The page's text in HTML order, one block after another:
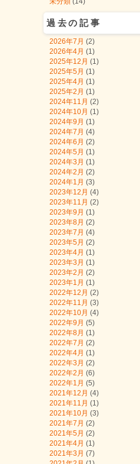
過去の記事
2026年7月 (2)
2026年4月 (1)
2025年12月 (1)
2025年5月 (1)
2025年4月 (1)
2025年2月 (1)
2024年11月 (2)
2024年10月 (1)
2024年9月 (1)
2024年7月 (4)
2024年6月 (2)
2024年5月 (1)
2024年3月 (1)
2024年2月 (2)
2024年1月 (3)
2023年12月 (4)
2023年11月 (2)
2023年9月 (1)
2023年8月 (2)
2023年7月 (4)
2023年5月 (2)
2023年4月 (1)
2023年3月 (1)
2023年2月 (2)
2023年1月 (1)
2022年12月 (2)
2022年11月 (3)
2022年10月 (4)
2022年9月 (5)
2022年8月 (1)
2022年7月 (2)
2022年4月 (1)
2022年3月 (2)
2022年2月 (6)
2022年1月 (5)
2021年12月 (4)
2021年11月 (1)
2021年10月 (3)
2021年7月 (2)
2021年5月 (2)
2021年4月 (1)
2021年3月 (7)